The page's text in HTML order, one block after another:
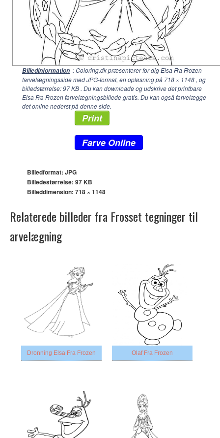
Billedinformation : Coloring.dk præsenterer for dig Elsa Fra Frozen
farvelægningsside med JPG-format, en opløsning på 718 × 1148 , og
billedstørrelse: 97 KB . Du kan downloade og udskrive det printbare
Elsa Fra Frozen farvelægningsbillede gratis. Du kan også farvelægge
det online nederst på denne side.
Print
Farve Online
Billedformat: JPG
Billedestørrelse: 97 KB
Billeddimension: 718 × 1148
Relaterede billeder fra Frosset tegninger til
arvelægning
Dronning Elsa Fra Frozen Olaf Fra Frozen